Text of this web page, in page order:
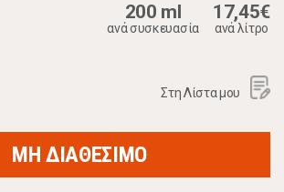
200 ml
ανά συσκευασία
17,45€
ανά λίτρο
Στη Λίστα μου
ΜΗ ΔΙΑΘΕΣΙΜΟ